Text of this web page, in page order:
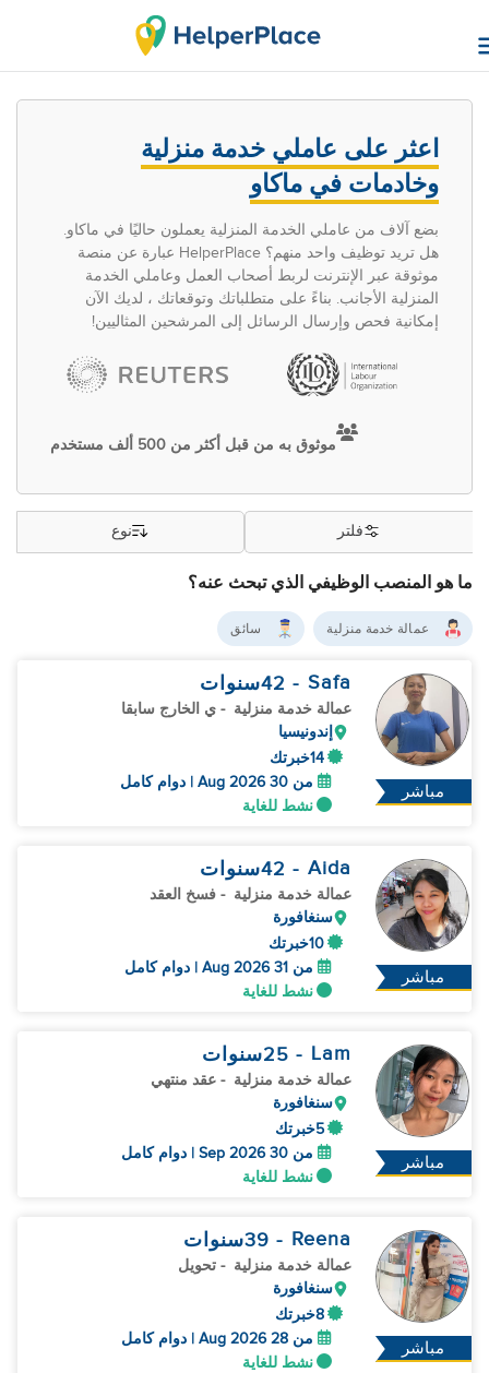
اعثر على عاملي خدمة منزلية
وخادمات في ماكاو
بضع آلاف من عاملي الخدمة المنزلية يعملون حاليًا في ماكاو.
هل تريد توظيف واحد منهم؟ HelperPlace عبارة عن منصة
موثوقة عبر الإنترنت لربط أصحاب العمل وعاملي الخدمة
المنزلية الأجانب. بناءً على متطلباتك وتوقعاتك ، لديك الآن
إمكانية فحص وإرسال الرسائل إلى المرشحين المثاليين!
موثوق به من قبل أكثر من 500 ألف مستخدم
ما هو المنصب الوظيفي الذي تبحث عنه؟
فلتر نوع
عمالة خدمة منزلية سائق
مباشر
Safa
- 42 سنوات
عمالة خدمة منزلية - ي الخارج سابقا
إندونيسيا
14خبرتك
من 30 Aug 2026 | دوام كامل
نشط للغاية
مباشر
Aida
- 42 سنوات
عمالة خدمة منزلية - فسخ العقد
سنغافورة
10خبرتك
من 31 Aug 2026 | دوام كامل
نشط للغاية
مباشر
Lam
- 25 سنوات
عمالة خدمة منزلية - عقد منتهي
سنغافورة
5خبرتك
من 30 Sep 2026 | دوام كامل
نشط للغاية
مباشر
Reena
- 39 سنوات
عمالة خدمة منزلية - تحويل
سنغافورة
8خبرتك
من 28 Aug 2026 | دوام كامل
نشط للغاية